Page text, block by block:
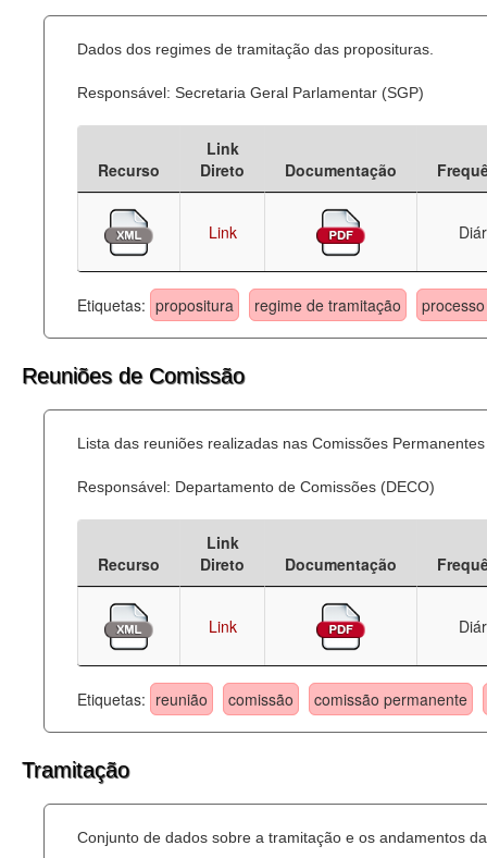
Dados dos regimes de tramitação das proposituras.
Responsável: Secretaria Geral Parlamentar (SGP)
Recurso
Link
Direto
Documentação
Link
Etiquetas: propositura regime de tramitação
Reuniões de Comissão
Lista das reuniões realizadas nas Comissões
Responsável: Departamento de Comissões (DECO)
Recurso
Link
Direto
Documentação
Link
Etiquetas: reunião comissão comissão permanente
Tramitação
Conjunto de dados sobre a tramitação e os andamentos